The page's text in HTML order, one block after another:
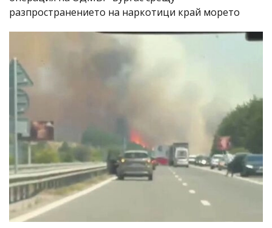
разпространението на наркотици край морето